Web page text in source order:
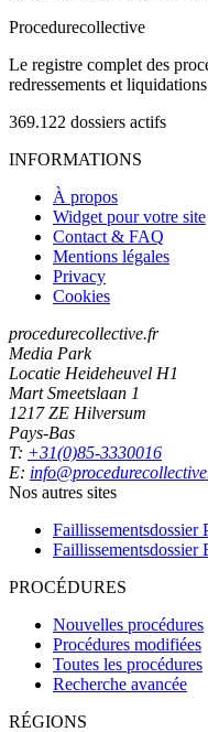
Procedurecollective
Le registre complet des
redressements et
369.122 dossiers actifs
INFORMATIONS
À propos
Widget pour votre site
Contact & FAQ
Mentions légales
Privacy
Cookies
procedurecollective.fr
Media Park
Locatie Heideheuvel H1
Mart Smeetslaan 1
1217 ZE Hilversum
Pays-Bas
T: +31(0)85-3330016
E:
Nos autres sites
Faillissementsdossier
Faillissementsdossier
PROCÉDURES
Nouvelles procédures
Procédures modifiées
Toutes les procédures
Recherche avancée
RÉGIONS